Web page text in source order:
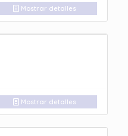
Mostrar detalles
Mostrar detalles